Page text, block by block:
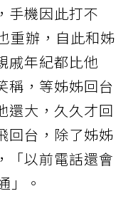
手機因此打不
重辦，自此和姊
戚年紀都比他
稱，等姊姊回台
還大，久久才回
回台，除了姊姊
「以前電話還會
」。